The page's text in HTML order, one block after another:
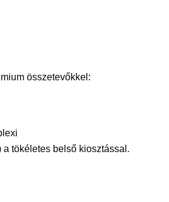
összetevőkkel:
tökéletes belső kiosztással.